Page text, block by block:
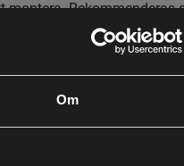
Om
montera. Rekommenderas
bör inte snöslungan